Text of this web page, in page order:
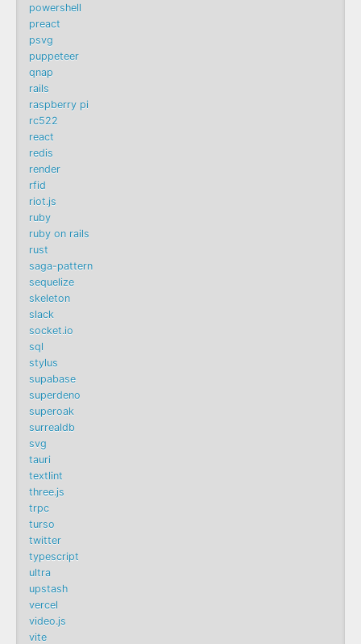
powershell
preact
psvg
puppeteer
qnap
rails
raspberry pi
rc522
react
redis
render
rfid
riot.js
ruby
ruby on rails
rust
saga-pattern
sequelize
skeleton
slack
socket.io
sql
stylus
supabase
superdeno
superoak
surrealdb
svg
tauri
textlint
three.js
trpc
turso
twitter
typescript
ultra
upstash
vercel
video.js
vite